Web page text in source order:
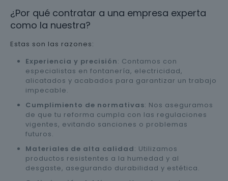
¿Por qué contratar a una empresa experta
como la nuestra?
Estas son las razones:
Experiencia y precisión: Contamos con
especialistas en fontanería, electricidad,
alicatados y acabados para garantizar un trabajo
impecable.
Cumplimiento de normativas: Nos aseguramos
de que tu reforma cumpla con las regulaciones
vigentes, evitando sanciones o problemas
futuros.
Materiales de alta calidad: Utilizamos
productos resistentes a la humedad y al
desgaste, asegurando durabilidad y estética.